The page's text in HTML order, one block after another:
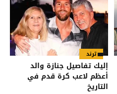
ترند
إليك تفاصيل جنازة والد
أعظم لاعب كرة قدم في
التاريخ